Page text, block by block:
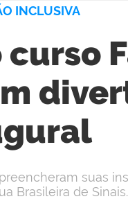
INCLUSIVA
suas
Brasileira de Sinais.